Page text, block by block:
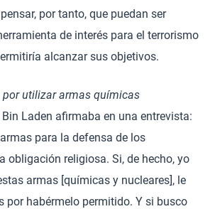
por tanto, que puedan ser
de interés para el terrorismo
alcanzar sus objetivos.
por utilizar armas químicas
Laden afirmaba en una entrevista:
para la defensa de los
obligación religiosa. Si, de hecho, yo
armas [químicas y nucleares], le
por habérmelo permitido. Y si busco